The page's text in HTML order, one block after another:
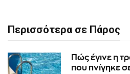
Περισσότερα σε Πάρος
Πώς έγινε η
που πνίγηκε